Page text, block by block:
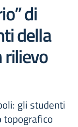
di
della
rilievo
gli studenti
topografico